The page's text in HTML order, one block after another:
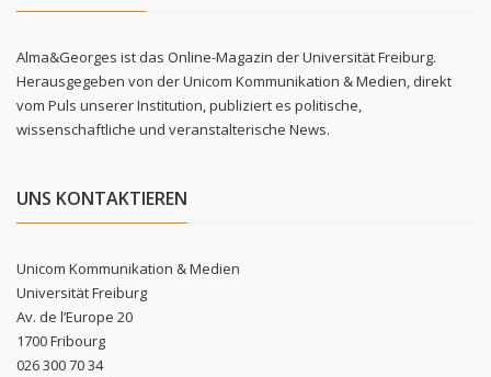
Alma&Georges ist das Online-Magazin der Universität Freiburg.
Herausgegeben von der Unicom Kommunikation & Medien, direkt
vom Puls unserer Institution, publiziert es politische,
wissenschaftliche und veranstalterische News.
UNS KONTAKTIEREN
Unicom Kommunikation & Medien
Universität Freiburg
Av. de l’Europe 20
1700 Fribourg
026 300 70 34